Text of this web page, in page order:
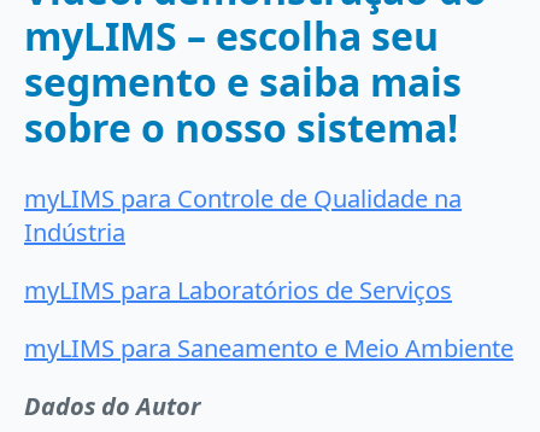
myLIMS – escolha seu
segmento e saiba mais
sobre o nosso sistema!
myLIMS para Controle de Qualidade na
Indústria
myLIMS para Laboratórios de Serviços
myLIMS para Saneamento e Meio Ambiente
Dados do Autor